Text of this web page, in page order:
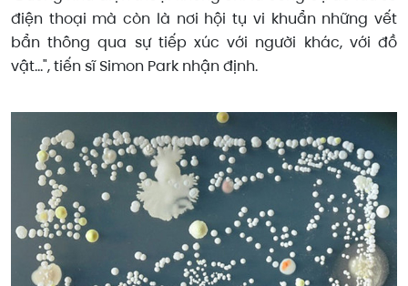
điện thoại mà còn là nơi hội tụ vi khuẩn những vết
bẩn thông qua sự tiếp xúc với người khác, với đồ
vật...", tiến sĩ Simon Park nhận định.